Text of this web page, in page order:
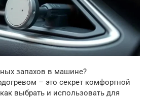
запахов в машине?
– это секрет комфортной
выбрать и использовать для